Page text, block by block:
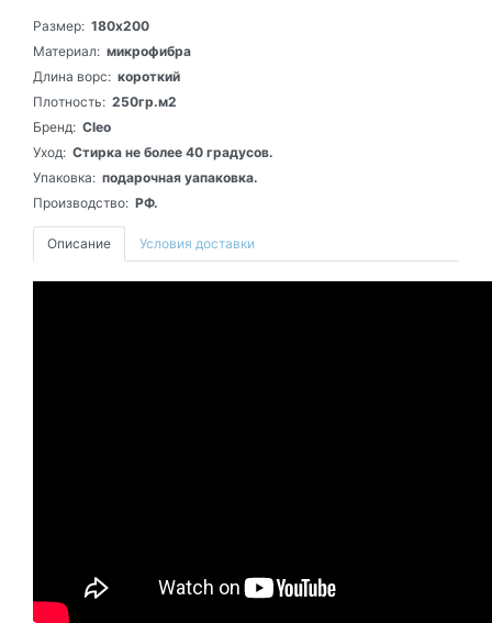
Размер: 180х200
Материал: микрофибра
Длина ворс: короткий
Плотность: 250гр.м2
Бренд: Cleo
Уход: Стирка не более 40 градусов.
Упаковка: подарочная уапаковка.
Производство: РФ.
Описание Условия доставки